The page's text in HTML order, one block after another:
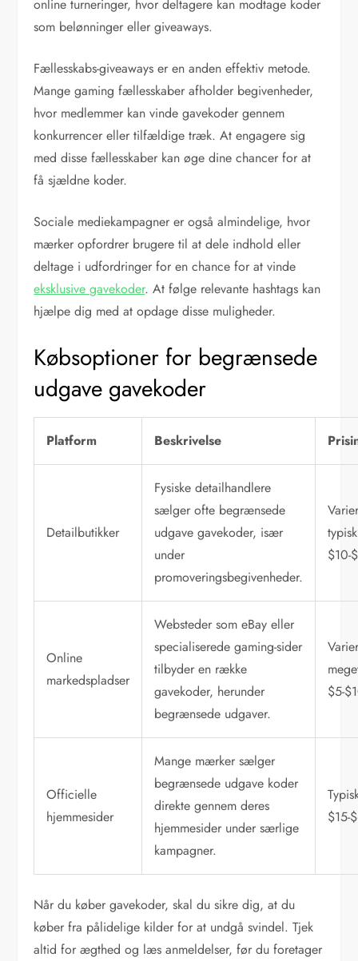
online turneringer, hvor deltagere kan modtage koder
som belønninger eller giveaways.
Fællesskabs-giveaways er en anden effektiv metode.
Mange gaming fællesskaber afholder begivenheder,
hvor medlemmer kan vinde gavekoder gennem
konkurrencer eller tilfældige træk. At engagere sig
med disse fællesskaber kan øge dine chancer for at
få sjældne koder.
Sociale mediekampagner er også almindelige, hvor
mærker opfordrer brugere til at dele indhold eller
deltage i udfordringer for en chance for at vinde
eksklusive gavekoder. At følge relevante hashtags kan
hjælpe dig med at opdage disse muligheder.
Købsoptioner for begrænsede
udgave gavekoder
Platform Beskrivelse
Detailbutikker
Fysiske detailhandlere
sælger ofte begrænsede
udgave gavekoder, især
under
promoveringsbegivenheder.
typisk
$10-
Online
markedspladser
Websteder som eBay eller
specialiserede gaming-sider
tilbyder en række
gavekoder, herunder
begrænsede udgaver.
$5-
Officielle
hjemmesider
Mange mærker sælger
begrænsede udgave koder
direkte gennem deres
hjemmesider under særlige
kampagner.
$15-
Når du køber gavekoder, skal du sikre dig, at du
køber fra pålidelige kilder for at undgå svindel. Tjek
altid for ægthed og læs anmeldelser, før du foretager